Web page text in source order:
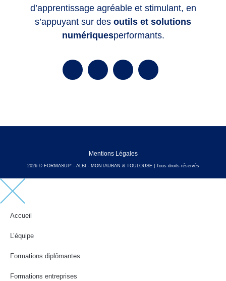
d’apprentissage agréable et stimulant, en
s’appuyant sur des outils et solutions
numériquesperformants.
2026 © FORMASUP' - ALBI - MONTAUBAN & TOULOUSE | Tous droits réservés
Mentions Légales
Accueil
L’équipe
Formations diplômantes
Formations entreprises